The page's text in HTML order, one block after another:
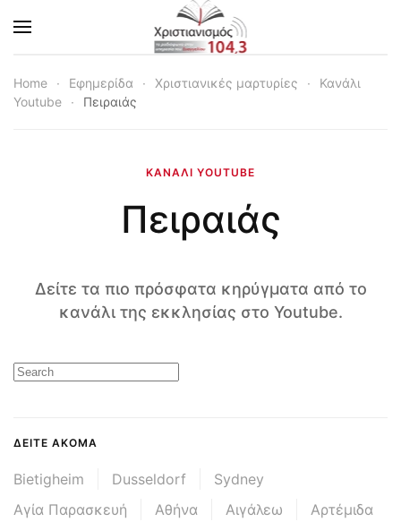
Skip to main content
Home Εφημερίδα Χριστιανικές μαρτυρίες
Κανάλι
Youtube
Πειραιάς
ΚΑΝΆΛΙ YOUTUBE
Πειραιάς
Δείτε τα πιο πρόσφατα κηρύγματα από το
κανάλι της εκκλησίας στο Youtube.
ΔΕΊΤΕ ΑΚΌΜΑ
Bietigheim Dusseldorf
Sydney
Αγία Παρασκευή
Αθήνα Αιγάλεω
Αρτέμιδα